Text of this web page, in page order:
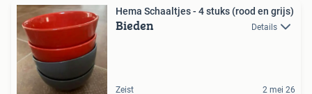
Hema Schaaltjes - 4 stuks (rood en grijs)
Bieden Details
Zeist 2 mei 26